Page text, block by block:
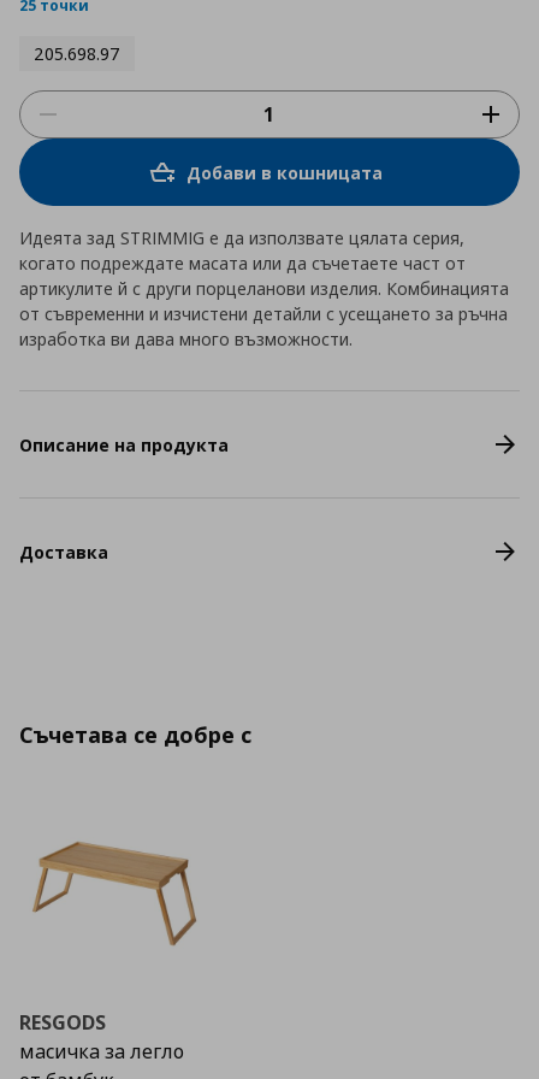
25 точки
205.698.97
Добави в кошницата
Идеята зад STRIMMIG е да използвате цялата серия,
когато подреждате масата или да съчетаете част от
артикулите й с други порцеланови изделия. Комбинацията
от съвременни и изчистени детайли с усещането за ръчна
изработка ви дава много възможности.
Описание на продукта
Доставка
Съчетава се добре с
RESGODS
масичка за легло